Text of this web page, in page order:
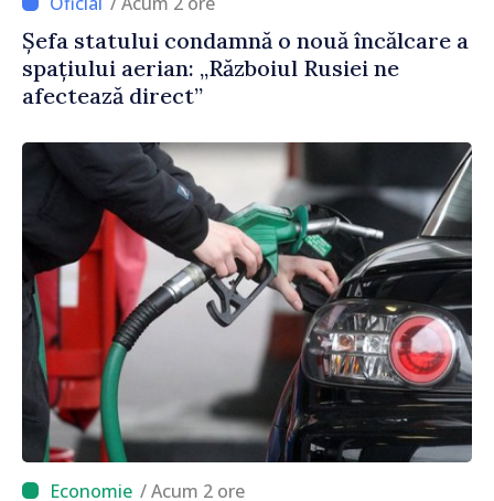
Șefa statului condamnă o nouă încălcare a
spațiului aerian: „Războiul Rusiei ne
afectează direct”
/ Acum 2 ore